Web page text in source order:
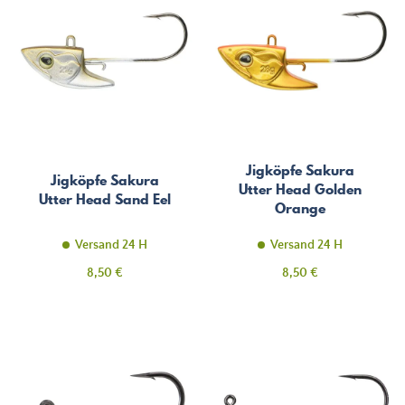
Jigköpfe Sakura
Utter Head Sand Eel
Versand 24 H
Preis
8,50 €
Jigköpfe Sakura
Utter Head Golden
Orange
Versand 24 H
Preis
8,50 €